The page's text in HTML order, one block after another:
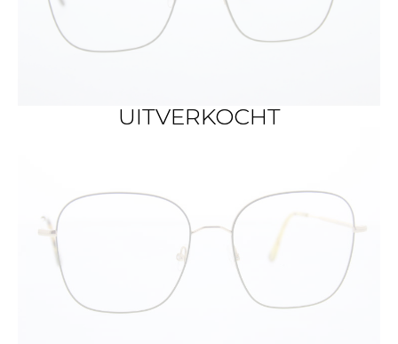
UITVERKOCHT
UITVERKOCHT